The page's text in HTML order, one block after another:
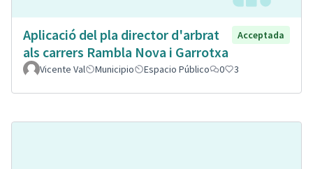
Aplicació del pla director d'arbrat
als carrers Rambla Nova i Garrotxa
Acceptada
Vicente Val Municipio Espacio Público 0 3